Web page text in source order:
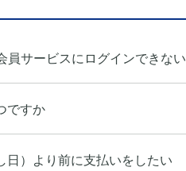
員サービスにログインできない
ですか
日）より前に支払いをしたい